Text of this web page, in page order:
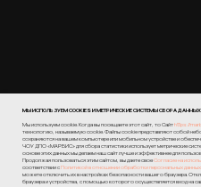
МЫ ИСПОЛЬЗУЕМ COOKIES И МЕТРИЧЕСКИЕ СИСТЕМЫ СБОРА ДАННЫХ
Мы используем cookie. Когда вы посещаете этот сайт, то Сайтhttps://
технологию, называемую cookie. Файлы cookie представляют собой
сохраняются на вашем компьютере или мобильном устройстве и
ЧОУ ДПО «МАРБИС» для сбора статистики использует метрические
основе этих данных мы делаем наш сайт лучше и эффективнее для
Продолжая пользоваться этим сайтом, вы даете своеСогласие на
соответствии сПолитикой в отношении обработки персональных данных.
можете отключить их в настройках безопасности вашего браузера.
браузера и устройства, с помощью которого осуществляется вход на
Made on